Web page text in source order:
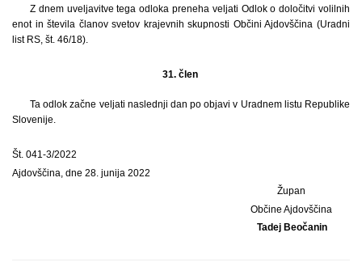
Z dnem uveljavitve tega odloka preneha veljati Odlok o določitvi volilnih
enot in števila članov svetov krajevnih skupnosti Občini Ajdovščina (Uradni
list RS, št. 46/18).
31. člen
Ta odlok začne veljati naslednji dan po objavi v Uradnem listu Republike
Slovenije.
Št. 041-3/2022
Ajdovščina, dne 28. junija 2022
Župan
Občine Ajdovščina
Tadej Beočanin